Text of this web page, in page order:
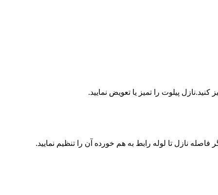
پیلوت را تمیز یا تعویض نمایید.
نازل تا لوله رابط به هم خورده آن را تنظیم نمایید.